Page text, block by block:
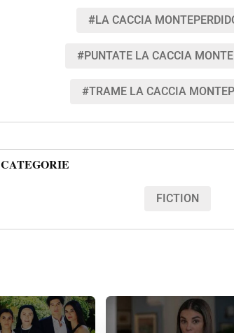
#LA CACCIA
#PUNTATE LA CACCIA
#TRAME LA CACCIA
CATEGORIE
FICTION